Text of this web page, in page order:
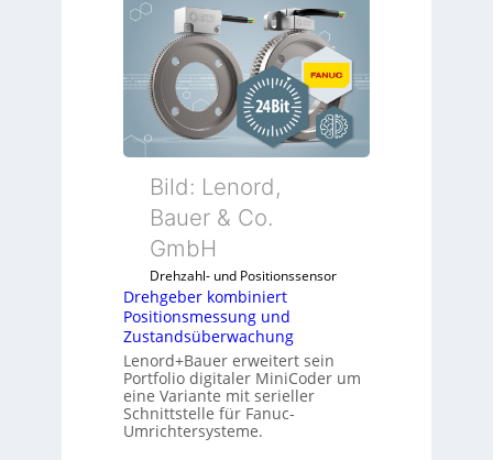
e
g
e
b
e
r
o
m
n
i
e
r
t
P
o
Bild: Lenord,
Bauer & Co.
GmbH
Drehzahl- und Positionssensor
Drehgeber kombiniert
Positionsmessung und
Zustandsüberwachung
Lenord+Bauer erweitert sein
Portfolio digitaler MiniCoder um
eine Variante mit serieller
Schnittstelle für Fanuc-
Umrichtersysteme.